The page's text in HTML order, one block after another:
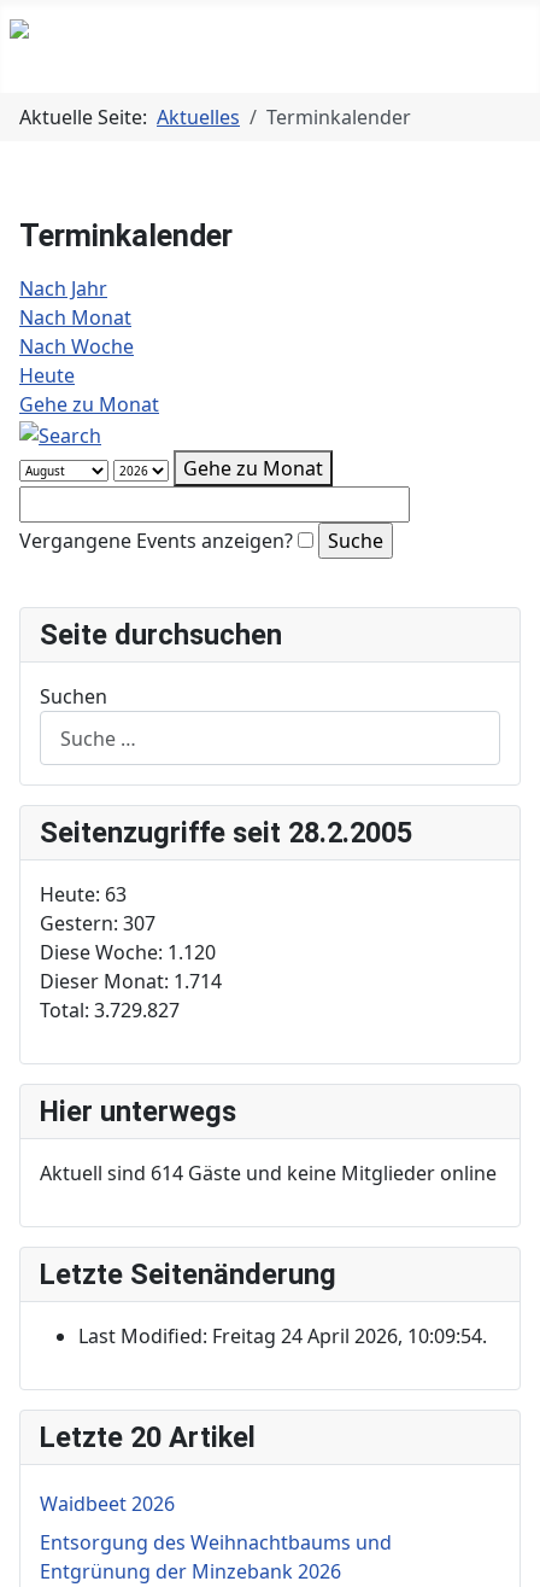
Aktuelle Seite: Aktuelles Terminkalender
Terminkalender
Nach Jahr
Nach Monat
Nach Woche
Heute
Gehe zu Monat
Gehe zu Monat
Vergangene Events anzeigen?
Seite durchsuchen
Suchen
Seitenzugriffe seit 28.2.2005
Heute: 63
Gestern: 307
Diese Woche: 1.120
Dieser Monat: 1.714
Total: 3.729.827
Hier unterwegs
Aktuell sind 614 Gäste und keine Mitglieder online
Letzte Seitenänderung
Last Modified: Freitag 24 April 2026, 10:09:54.
Letzte 20 Artikel
Waidbeet 2026
Entsorgung des Weihnachtbaums und
Entgrünung der Minzebank 2026